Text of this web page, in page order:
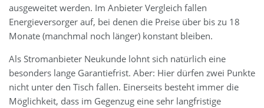
ausgeweitet werden. Im Anbieter Vergleich fallen
Energieversorger auf, bei denen die Preise über bis zu 18
Monate (manchmal noch länger) konstant bleiben.
Als Stromanbieter Neukunde lohnt sich natürlich eine
besonders lange Garantiefrist. Aber: Hier dürfen zwei Punkte
nicht unter den Tisch fallen. Einerseits besteht immer die
Möglichkeit, dass im Gegenzug eine sehr langfristige